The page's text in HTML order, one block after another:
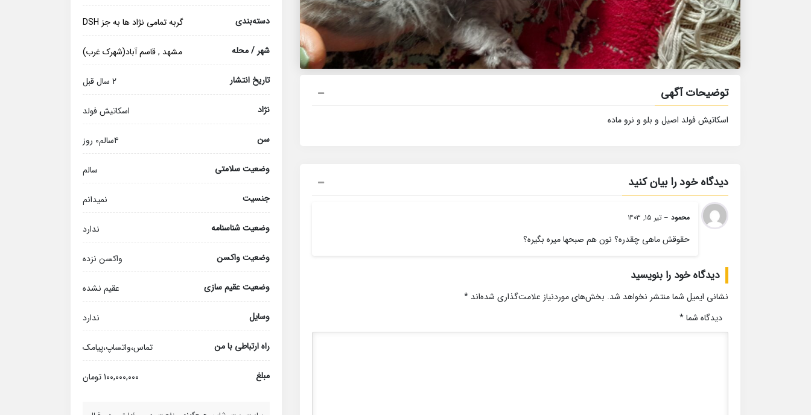
توضیحات آگهی
اسکاتیش فولد اصیل و بلو و نرو ماده
دیدگاه خود را بیان کنید
محمود – تیر ۱۵, ۱۴۰۳
حقوقش ماهی چقدره؟ نون هم صبحها میره بگیره؟
دیدگاه خود را بنویسید
نشانی ایمیل شما منتشر نخواهد شد. بخش‌های موردنیاز علامت‌گذاری شده‌اند *
دیدگاه شما*
دسته‌بندی گربه تمامی نژاد ها به جز DSH
شهر / محله مشهد ,قاسم آباد(شهرک غرب)
تاریخ انتشار 2 سال قبل
نژاد اسکاتیش فولد
سن ۴سالم۰ روز
وضعیت سلامتی سالم
جنسیت نمیدانم
وضعیت شناسنامه ندارد
وضعیت واکسن واکسن نزده
وضعیت عقیم سازی عقیم نشده
وسایل ندارد
راه ارتباطی با من تماس،واتساپ،پیامک
مبلغ 100,000,000 تومان